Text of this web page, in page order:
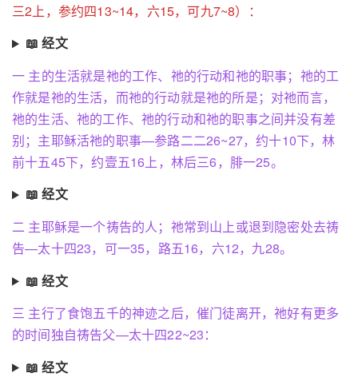
三2上，参约四13~14，六15，可九7~8）：
📖 经文
一 主的生活就是祂的工作、祂的行动和祂的职事；祂的工
作就是祂的生活，而祂的行动就是祂的所是；对祂而言，
祂的生活、祂的工作、祂的行动和祂的职事之间并没有差
别；主耶稣活祂的职事—参路二二26~27，约十10下，林
前十五45下，约壹五16上，林后三6，腓一25。
📖 经文
二 主耶稣是一个祷告的人；祂常到山上或退到隐密处去祷
告—太十四23，可一35，路五16，六12，九28。
📖 经文
三 主行了食饱五千的神迹之后，催门徒离开，祂好有更多
的时间独自祷告父—太十四22~23：
📖 经文